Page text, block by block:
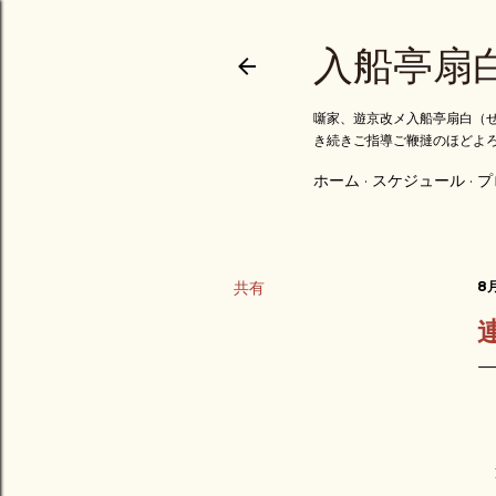
入船亭扇
噺家、遊京改メ入船亭扇白（
き続きご指導ご鞭撻のほどよ
ホーム スケジュール
共有 8